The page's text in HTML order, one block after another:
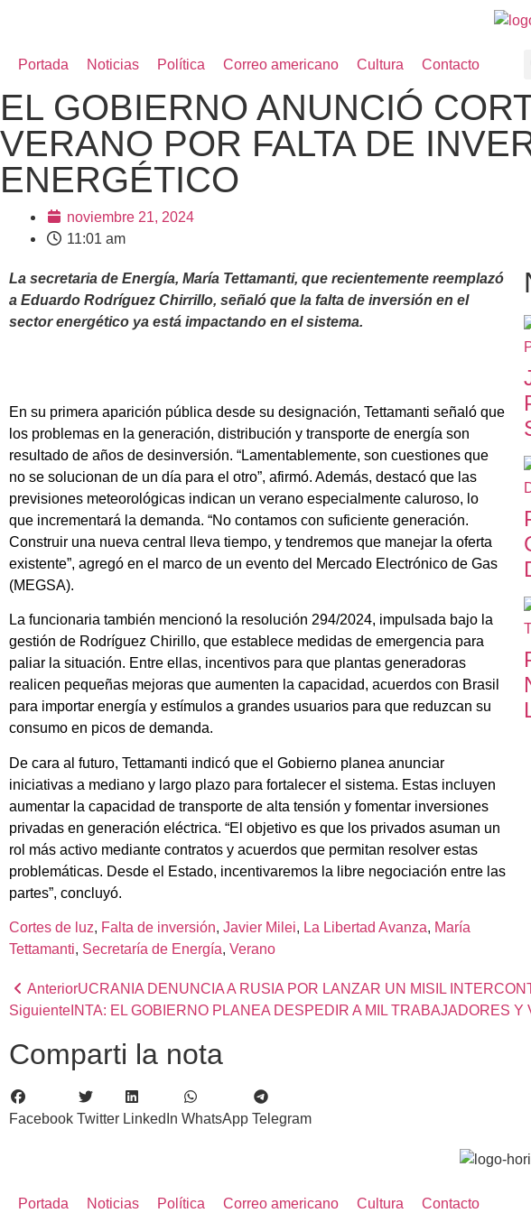
Portada Noticias Política Correo americano Cultura Contacto
EL GOBIERNO ANUNCIÓ
VERANO POR FALTA DE
ENERGÉTICO
noviembre 21, 2024
11:01 am
La secretaria de Energía, María Tettamanti, que recientemente reemplazó
a Eduardo Rodríguez Chirrillo, señaló que la falta de inversión en el
sector energético ya está impactando en el sistema.
En su primera aparición pública desde su designación, Tettamanti señaló que
los problemas en la generación, distribución y transporte de energía son
resultado de años de desinversión. “Lamentablemente, son cuestiones que
no se solucionan de un día para el otro”, afirmó. Además, destacó que las
previsiones meteorológicas indican un verano especialmente caluroso, lo
que incrementará la demanda. “No contamos con suficiente generación.
Construir una nueva central lleva tiempo, y tendremos que manejar la oferta
existente”, agregó en el marco de un evento del Mercado Electrónico de Gas
(MEGSA).
La funcionaria también mencionó la resolución 294/2024, impulsada bajo la
gestión de Rodríguez Chirillo, que establece medidas de emergencia para
paliar la situación. Entre ellas, incentivos para que plantas generadoras
realicen pequeñas mejoras que aumenten la capacidad, acuerdos con Brasil
para importar energía y estímulos a grandes usuarios para que reduzcan su
consumo en picos de demanda.
De cara al futuro, Tettamanti indicó que el Gobierno planea anunciar
iniciativas a mediano y largo plazo para fortalecer el sistema. Estas incluyen
aumentar la capacidad de transporte de alta tensión y fomentar inversiones
privadas en generación eléctrica. “El objetivo es que los privados asuman un
rol más activo mediante contratos y acuerdos que permitan resolver estas
problemáticas. Desde el Estado, incentivaremos la libre negociación entre las
partes”, concluyó.
Cortes de luz, Falta de inversión, Javier Milei, La Libertad Avanza, María
Tettamanti, Secretaría de Energía, Verano
AnteriorUCRANIA DENUNCIA A RUSIA POR LANZAR UN MISIL
Siguiente INTA: EL GOBIERNO PLANEA DESPEDIR A MIL TRABAJADORES
Comparti la nota
Facebook Twitter LinkedIn WhatsApp Telegram
Portada Noticias Política Correo americano Cultura Contacto